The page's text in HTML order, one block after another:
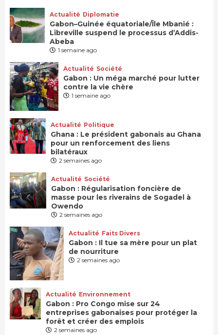
Actualité Diplomatie
Gabon–Guinée équatoriale/Île Mbanié :
Libreville suspend le processus d’Addis-
Abeba
1 semaine ago
Actualité Société
Gabon : Un méga marché pour lutter
contre la vie chère
1 semaine ago
Actualité Politique
Ghana : Le président gabonais au Ghana
pour un renforcement des liens
bilatéraux
2 semaines ago
Actualité Société
Gabon : Régularisation foncière de
masse pour les riverains de Sogadel à
Owendo
2 semaines ago
Actualité Faits Divers
Gabon : Il tue sa mère pour un plat
de nourriture
2 semaines ago
Actualité Environnement
Gabon : Pro Congo mise sur 24
entreprises gabonaises pour protéger la
forêt et créer des emplois
2 semaines ago